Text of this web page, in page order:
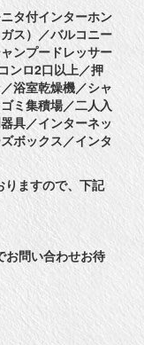
タ付インターホン
ス）／バルコニー
ンプードレッサー
ンロ2口以上／押
浴室乾燥機／シャ
ミ集積場／二人入
具／インターネッ
ボックス／インタ
りますので、下記
お問い合わせお待